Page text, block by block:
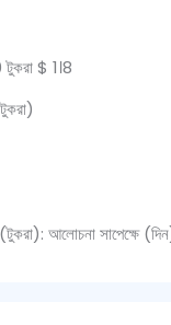
$ 1।8
আলোচনা সাপেক্ষে